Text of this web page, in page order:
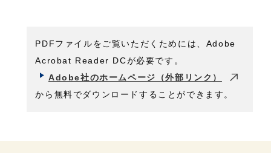
PDFファイルをご覧いただくためには、Adobe
Acrobat Reader DCが必要です。
Adobe社のホームページ（外部リンク）
から無料でダウンロードすることができます。